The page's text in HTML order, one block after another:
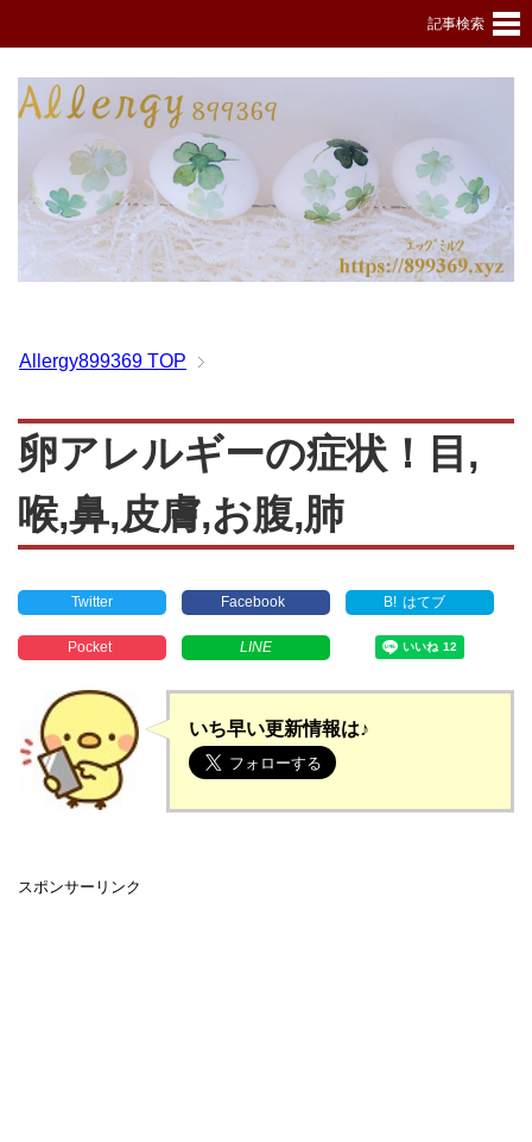
記事検索
Allergy899369 TOP
卵アレルギーの症状！目,
喉,鼻,皮膚,お腹,肺
Twitter Facebook B! はてブ
Pocket LINE
いち早い更新情報は♪
スポンサーリンク